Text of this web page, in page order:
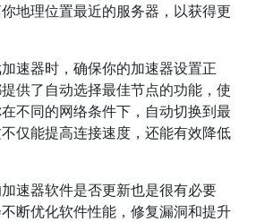
地理位置最近的服务器，以获得更
速器时，确保你的加速器设置正
供了自动选择最佳节点的功能，使
不同的网络条件下，自动切换到最
仅能提高连接速度，还能有效降低
速器软件是否更新也是很有必要
断优化软件性能，修复漏洞和提升